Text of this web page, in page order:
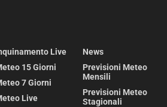
Live
15 Giorni
7 Giorni
Live
News
Previsioni Meteo
Mensili
Previsioni Meteo
Stagionali